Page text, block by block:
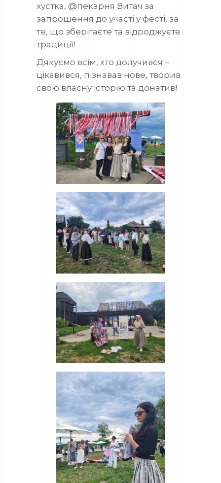
хустка, @пекарня Витач за
запрошення до участі у фесті, за
те, що зберігаєте та відроджуєте
традиції!
Дякуємо всім, хто долучився –
цікавився, пізнавав нове, творив
свою власну історію та донатив!